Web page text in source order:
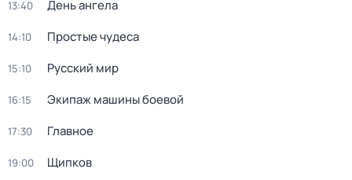
13:40 День ангела
14:10 Простые чудеca
15:10 Русский мир
16:15 Экипаж машины боевой
17:30 Главное
19:00 Щипков